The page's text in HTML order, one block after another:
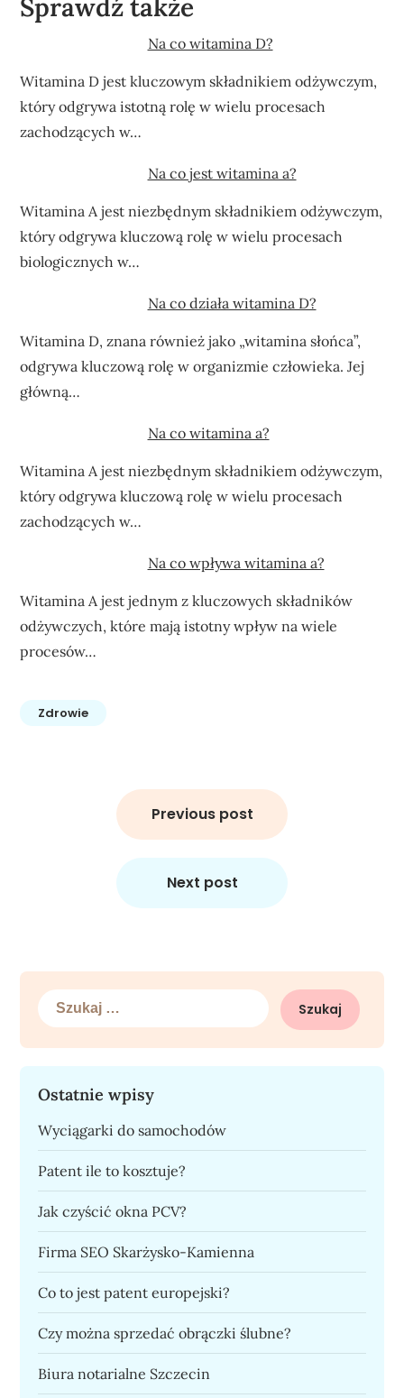
Sprawdź także
Na co witamina D?
Witamina D jest kluczowym składnikiem odżywczym,
który odgrywa istotną rolę w wielu procesach
zachodzących w…
Na co jest witamina a?
Witamina A jest niezbędnym składnikiem odżywczym,
który odgrywa kluczową rolę w wielu procesach
biologicznych w…
Na co działa witamina D?
Witamina D, znana również jako „witamina słońca”,
odgrywa kluczową rolę w organizmie człowieka. Jej
główną…
Na co witamina a?
Witamina A jest niezbędnym składnikiem odżywczym,
który odgrywa kluczową rolę w wielu procesach
zachodzących w…
Na co wpływa witamina a?
Witamina A jest jednym z kluczowych składników
odżywczych, które mają istotny wpływ na wiele
procesów…
Zdrowie
Previous post
Next post
Szukaj:
Ostatnie wpisy
Wyciągarki do samochodów
Patent ile to kosztuje?
Jak czyścić okna PCV?
Firma SEO Skarżysko-Kamienna
Co to jest patent europejski?
Czy można sprzedać obrączki ślubne?
Biura notarialne Szczecin